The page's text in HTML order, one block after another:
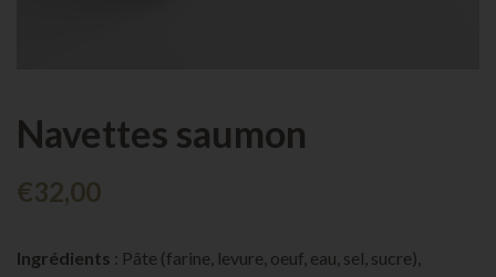
Navettes saumon
€32,00
Ingrédients : Pâte (farine, levure, oeuf, eau, sel, sucre),